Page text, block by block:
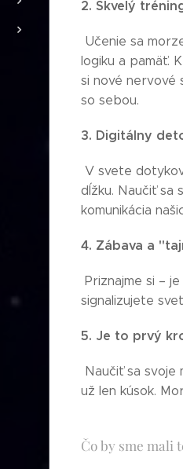
2. Skvelý
Učenie sa
logiku a pamäť.
si nové nervové
so sebou.
3. Digitálny
V svete
dĺžku. Naučiť sa
komunikácia
4. Zábava a
Priznajme si –
signalizujete
5. Je to prvý
Naučiť sa svoje
už len kúsok.
Čo by sme mali